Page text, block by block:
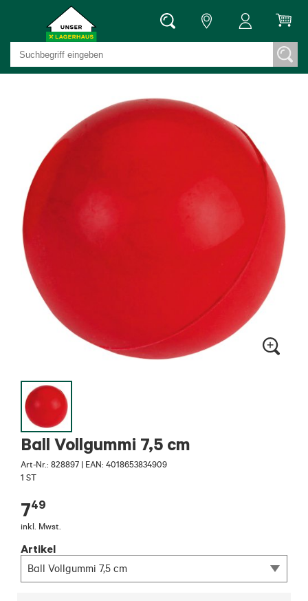
Ball Vollgummi 7,5 cm
Art-Nr.: 828897 | EAN: 4018653834909
1 ST
749
inkl. Mwst.
Artikel
Ball Vollgummi 7,5 cm